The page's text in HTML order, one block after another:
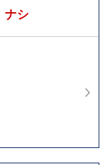
ナシ